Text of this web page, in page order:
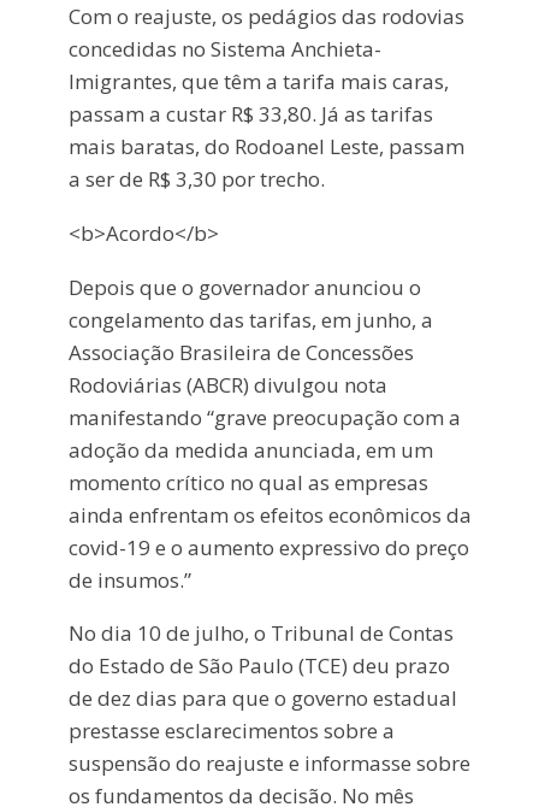
Com o reajuste, os pedágios das rodovias
concedidas no Sistema Anchieta-
Imigrantes, que têm a tarifa mais caras,
passam a custar R$ 33,80. Já as tarifas
mais baratas, do Rodoanel Leste, passam
a ser de R$ 3,30 por trecho.
<b>Acordo</b>
Depois que o governador anunciou o
congelamento das tarifas, em junho, a
Associação Brasileira de Concessões
Rodoviárias (ABCR) divulgou nota
manifestando “grave preocupação com a
adoção da medida anunciada, em um
momento crítico no qual as empresas
ainda enfrentam os efeitos econômicos da
covid-19 e o aumento expressivo do preço
de insumos.”
No dia 10 de julho, o Tribunal de Contas
do Estado de São Paulo (TCE) deu prazo
de dez dias para que o governo estadual
prestasse esclarecimentos sobre a
suspensão do reajuste e informasse sobre
os fundamentos da decisão. No mês